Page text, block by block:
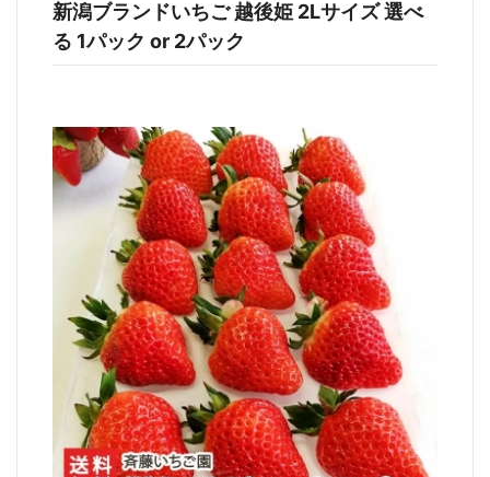
新潟ブランドいちご 越後姫 2Lサイズ 選べ
る 1パック or 2パック